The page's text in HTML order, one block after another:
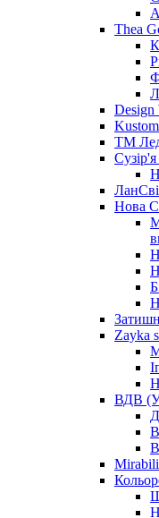
Thea
ТМ
Нова
Zayka
ВДВ